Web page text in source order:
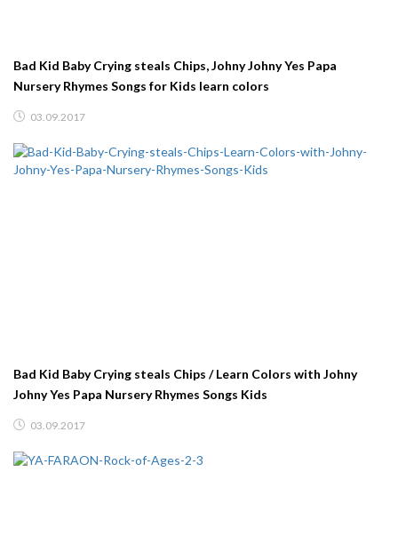
Bad Kid Baby Crying steals Chips, Johny Johny Yes Papa
Nursery Rhymes Songs for Kids learn colors
03.09.2017
Bad Kid Baby Crying steals Chips / Learn Colors with Johny
Johny Yes Papa Nursery Rhymes Songs Kids
03.09.2017